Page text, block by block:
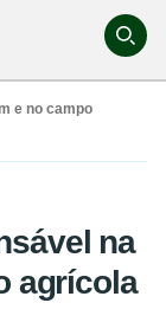
e no campo
na
agrícola